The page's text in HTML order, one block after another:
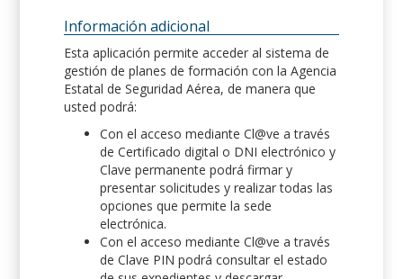
Información adicional
Esta aplicación permite acceder al sistema de
gestión de planes de formación con la Agencia
Estatal de Seguridad Aérea, de manera que
usted podrá:
Con el acceso mediante Cl@ve a través
de Certificado digital o DNI electrónico y
Clave permanente podrá firmar y
presentar solicitudes y realizar todas las
opciones que permite la sede
electrónica.
Con el acceso mediante Cl@ve a través
de Clave PIN podrá consultar el estado